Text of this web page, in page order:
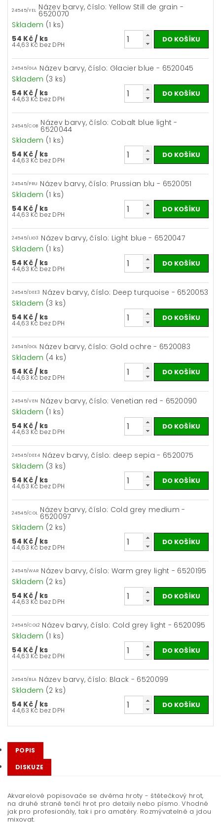
24545/YEL Název barvy, číslo: Yellow Still de grain -
6520070
Skladem (1 ks)
54 Kč/ ks
44,63 Kč bez DPH
24545/GLA Název barvy, číslo: Glacier blue - 6520045
Skladem (3 ks)
54 Kč/ ks
44,63 Kč bez DPH
24545/COB Název barvy, číslo: Cobalt blue light -
6520044
Skladem (1 ks)
54 Kč/ ks
44,63 Kč bez DPH
24545/PRU Název barvy, číslo: Prussian blu - 6520051
Skladem (1 ks)
54 Kč/ ks
44,63 Kč bez DPH
24545/LIG3 Název barvy, číslo: Light blue - 6520047
Skladem (1 ks)
54 Kč/ ks
44,63 Kč bez DPH
24545/DEE3 Název barvy, číslo: Deep turquoise - 6520053
Skladem (3 ks)
54 Kč/ ks
44,63 Kč bez DPH
24545/GOL Název barvy, číslo: Gold ochre - 6520083
Skladem (4 ks)
54 Kč/ ks
44,63 Kč bez DPH
24545/VEN Název barvy, číslo: Venetian red - 6520090
Skladem (1 ks)
54 Kč/ ks
44,63 Kč bez DPH
24545/DEE4 Název barvy, číslo: deep sepia - 6520075
Skladem (3 ks)
54 Kč/ ks
44,63 Kč bez DPH
24545/COL Název barvy, číslo: Cold grey medium -
6520097
Skladem (2 ks)
54 Kč/ ks
44,63 Kč bez DPH
24545/WAR Název barvy, číslo: Warm grey light - 6520195
Skladem (2 ks)
54 Kč/ ks
44,63 Kč bez DPH
24545/COL2 Název barvy, číslo: Cold grey light - 6520095
Skladem (1 ks)
54 Kč/ ks
44,63 Kč bez DPH
24545/BLA Název barvy, číslo: Black - 6520099
Skladem (2 ks)
54 Kč/ ks
44,63 Kč bez DPH
POPIS
DISKUZE
Akvarelové popisovače se dvěma hroty - štětečkový hrot,
na druhé straně tenčí hrot pro detaily nebo písmo. Vhodné
jak pro profesionály, tak i pro amatéry. Rozmývatelné a jdou
mixovat.